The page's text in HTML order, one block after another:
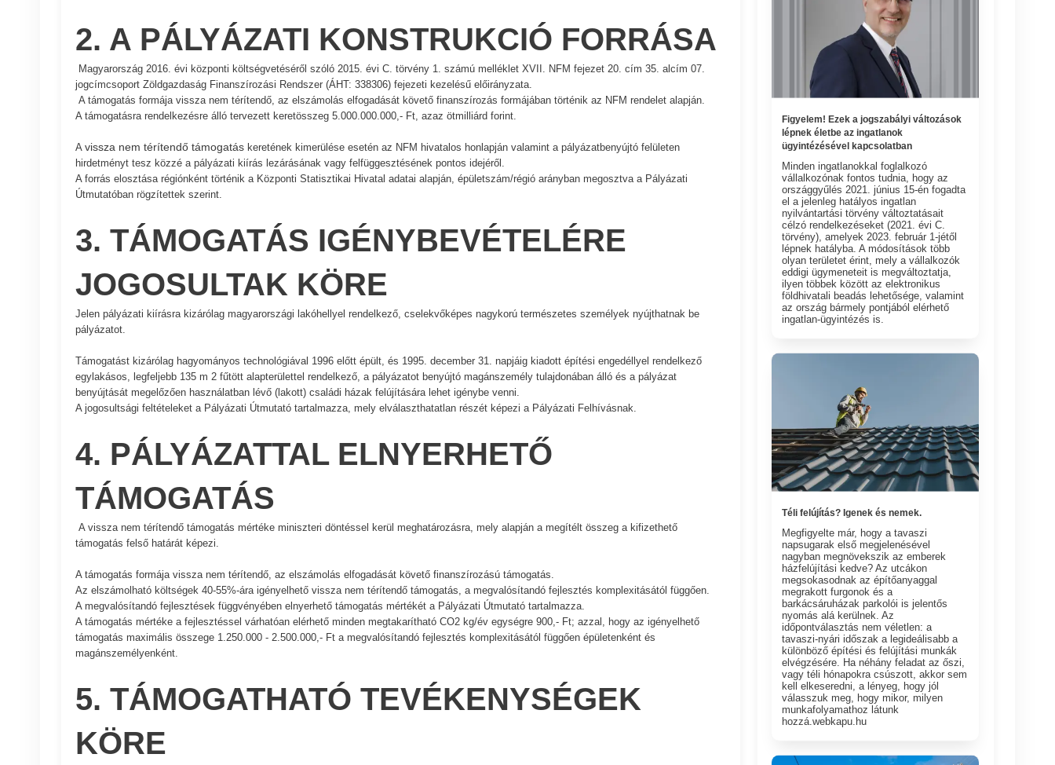
2. A PÁLYÁZATI KONSTRUKCIÓ FORRÁSA
Magyarország 2016. évi központi költségvetéséről szóló 2015. évi C. törvény 1. számú melléklet XVII. NFM fejezet 20. cím 35. alcím 07.
jogcímcsoport Zöldgazdaság Finanszírozási Rendszer (ÁHT: 338306) fejezeti kezelésű előirányzata.
A támogatás formája vissza nem térítendő, az elszámolás elfogadását követő finanszírozás formájában történik az NFM rendelet alapján.
A támogatásra rendelkezésre álló tervezett keretösszeg 5.000.000.000,- Ft, azaz ötmilliárd forint.
A vissza nem térítendő támogatáskeretének kimerülése esetén az NFM hivatalos honlapján valamint a pályázatbenyújtó felületen
hirdetményt tesz közzé a pályázati kiírás lezárásának vagy felfüggesztésének pontos idejéről.
A forrás elosztása régiónként történik a Központi Statisztikai Hivatal adatai alapján, épületszám/régió arányban megosztva a Pályázati
Útmutatóban rögzítettek szerint.
3. TÁMOGATÁS IGÉNYBEVÉTELÉRE
JOGOSULTAK KÖRE
Jelen pályázati kiírásra kizárólag magyarországi lakóhellyel rendelkező, cselekvőképes nagykorú természetes személyek nyújthatnak be
pályázatot.
Támogatást kizárólag hagyományos technológiával 1996 előtt épült, és 1995. december 31. napjáig kiadott építési engedéllyel rendelkező
egylakásos, legfeljebb 135 m 2 fűtött alapterülettel rendelkező, a pályázatot benyújtó magánszemély tulajdonában álló és a pályázat
benyújtását megelőzően használatban lévő (lakott) családi házak felújítására lehet igénybe venni.
A jogosultsági feltételeket a Pályázati Útmutató tartalmazza, mely elválaszthatatlan részét képezi a Pályázati Felhívásnak.
4. PÁLYÁZATTAL ELNYERHETŐ
TÁMOGATÁS
A vissza nem térítendő támogatás mértéke miniszteri döntéssel kerül meghatározásra, mely alapján a megítélt összeg a kifizethető
támogatás felső határát képezi.
A támogatás formája vissza nem térítendő, az elszámolás elfogadását követő finanszírozású támogatás.
Az elszámolható költségek 40-55%-ára igényelhető vissza nem térítendő támogatás, a megvalósítandó fejlesztés komplexitásától függően.
A megvalósítandó fejlesztések függvényében elnyerhető támogatás mértékét a Pályázati Útmutató tartalmazza.
A támogatás mértéke a fejlesztéssel várhatóan elérhető minden megtakarítható CO2 kg/év egységre 900,- Ft; azzal, hogy az igényelhető
támogatás maximális összege 1.250.000 - 2.500.000,- Ft a megvalósítandó fejlesztés komplexitásától függően épületenként és
magánszemélyenként.
5. TÁMOGATHATÓ TEVÉKENYSÉGEK
KÖRE
Figyelem! Ezek a jogszabályi változások
lépnek életbe az ingatlanok
ügyintézésével kapcsolatban
Minden ingatlanokkal foglalkozó
vállalkozónak fontos tudnia, hogy az
országgyűlés 2021. június 15-én fogadta
el a jelenleg hatályos ingatlan
nyilvántartási törvény változtatásait
célzó rendelkezéseket (2021. évi C.
törvény), amelyek 2023. február 1-jétől
lépnek hatályba. A módosítások több
olyan területet érint, mely a vállalkozók
eddigi ügymeneteit is megváltoztatja,
ilyen többek között az elektronikus
földhivatali beadás lehetősége, valamint
az ország bármely pontjából elérhető
ingatlan-ügyintézés is.
Téli felújítás? Igenek és nemek.
Megfigyelte már, hogy a tavaszi
napsugarak első megjelenésével
nagyban megnövekszik az emberek
házfelújítási kedve? Az utcákon
megsokasodnak az építőanyaggal
megrakott furgonok és a
barkácsáruházak parkolói is jelentős
nyomás alá kerülnek. Az
időpontválasztás nem véletlen: a
tavaszi-nyári időszak a legideálisabb a
különböző építési és felújítási munkák
elvégzésére. Ha néhány feladat az őszi,
vagy téli hónapokra csúszott, akkor sem
kell elkeseredni, a lényeg, hogy jól
válasszuk meg, hogy mikor, milyen
munkafolyamathoz látunk
hozzá.webkapu.hu